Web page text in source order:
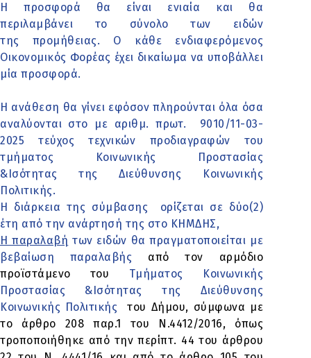
Η προσφορά θα είναι ενιαία και θα
περιλαμβάνει το σύνολο των ειδών
της προμήθειας. Ο κάθε ενδιαφερόμενος
Οικονομικός Φορέας έχει δικαίωμα να υποβάλλει
μία προσφορά.
Η ανάθεση θα γίνει εφόσον πληρούνται όλα όσα
αναλύονται στο με αριθμ. πρωτ.
9010/11-03-
2025 τεύχος τεχνικών προδιαγραφών του
τμήματος Κοινωνικής Προστασίας
&Ισότητας της Διεύθυνσης Κοινωνικής
Πολιτικής.
Η διάρκεια της σύμβασης ορίζεται σε δύο(2)
έτη από την ανάρτησή της στο ΚΗΜΔΗΣ,
Η παραλαβή των ειδών θα πραγματοποιείται με
βεβαίωση παραλαβής από τον αρμόδιο
προϊστάμενο του Τμήματος Κοινωνικής
Προστασίας &Ισότητας της Διεύθυνσης
Κοινωνικής Πολιτικής
του Δήμου, σύμφωνα με
το άρθρο 208 παρ.1 του Ν.4412/2016, όπως
τροποποιήθηκε από την περίπτ. 44 του άρθρου